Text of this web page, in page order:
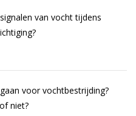
van vocht tijdens
voor vochtbestrijding?
niet?